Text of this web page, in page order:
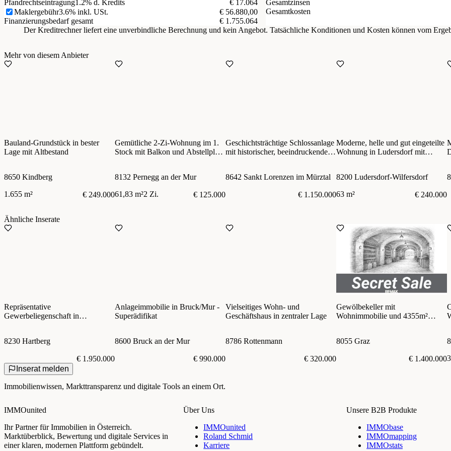
Pfandrechtseintragung1.2% d. Kredits
€ 17.064
Maklergebühr3.6% inkl. USt.
€ 56.880,00
Finanzierungsbedarf gesamt
€ 1.755.064
Gesamtzinsen
Gesamtkosten
Der Kreditrechner liefert eine unverbindliche Berechnung und kein Angebot. Tatsächliche Konditionen und Kosten können vom
Mehr von diesem Anbieter
Bauland-Grundstück in bester
Lage mit Altbestand
8650 Kindberg
1.655 m²
€ 249.000
Gemütliche 2-Zi-Wohnung im 1.
Stock mit Balkon und Abstellplatz
8132 Pernegg an der Mur
61,83 m²2 Zi. € 125.000
Geschichtsträchtige Schlossanlage
mit historischer, beeindruckender
8642 Sankt Lorenzen im Mürztal
€ 1.150.000
Moderne, helle und gut eingeteilte
Wohnung in Ludersdorf mit
8200 Ludersdorf-Wilfersdorf
63 m²
€ 240.000
Ähnliche Inserate
Repräsentative
Gewerbeliegenschaft in
8230 Hartberg
€ 1.950.000
Anlageimmobilie in Bruck/Mur -
Superädifikat
8600 Bruck an der Mur
€ 990.000
Vielseitiges Wohn- und
Geschäftshaus in zentraler Lage
8786 Rottenmann
€ 320.000
Gewölbekeller mit
Wohnimmobilie und 4355m²
8055 Graz
€ 1.400.000
Inserat melden
Immobilienwissen, Markttransparenz und digitale Tools an einem Ort.
IMMOunited
Ihr Partner für Immobilien in Österreich.
Marktüberblick, Bewertung und digitale Services in
einer klaren, modernen Plattform gebündelt.
Über Uns
IMMOunited
Roland Schmid
Karriere
Unsere B2B Produkte
IMMObase
IMMOmapping
IMMOstats